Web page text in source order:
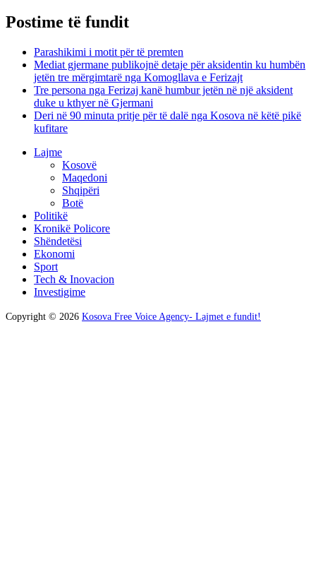
Postime të fundit
Parashikimi i motit për të premten
Mediat gjermane publikojnë detaje për aksidentin ku humbën
jetën tre mërgimtarë nga Komogllava e Ferizajt
Tre persona nga Ferizaj kanë humbur jetën në një aksident
duke u kthyer në Gjermani
Deri në 90 minuta pritje për të dalë nga Kosova në këtë pikë
kufitare
Lajme
Kosovë
Maqedoni
Shqipëri
Botë
Politikë
Kronikë Policore
Shëndetësi
Ekonomi
Sport
Tech & Inovacion
Investigime